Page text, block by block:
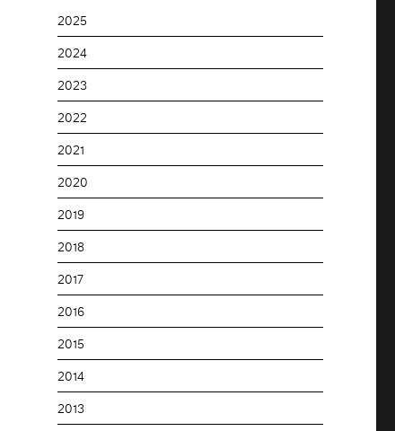
2025
2024
2023
2022
2021
2020
2019
2018
2017
2016
2015
2014
2013